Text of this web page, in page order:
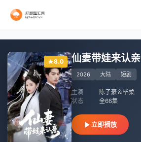
8.0 仙妻带娃来认亲
2026 大陆 短剧
主演
陈子豪＆毕柔
状态
全66集
立即播放
完结
全集完结
全集完结
全集完结
全集完结
全76集
全集完结
全集完结
全集完结
全集完结